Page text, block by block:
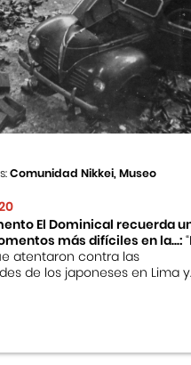
Comunidad Nikkei, Museo
El Dominical recuerda
más difíciles en la...:
atentaron contra las
de los japoneses en Lima